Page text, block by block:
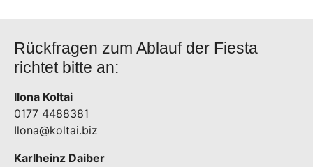
Rückfragen zum Ablauf der Fiesta
richtet bitte an:
Ilona Koltai
0177 4488381
Ilona@koltai.biz
Karlheinz Daiber